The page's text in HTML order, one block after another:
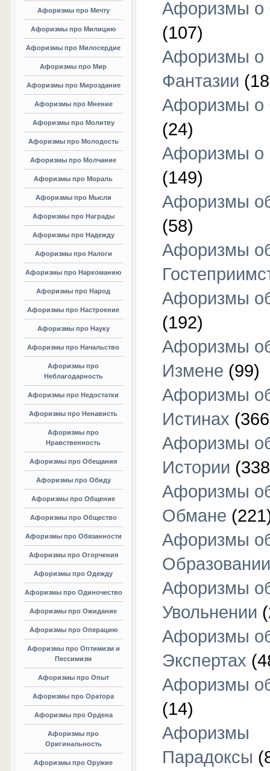
Афоризмы про Мечту
Афоризмы про Милицию
Афоризмы про Милосердие
Афоризмы про Мир
Афоризмы про Мироздание
Афоризмы про Мнение
Афоризмы про Молитву
Афоризмы про Молодость
Афоризмы про Молчание
Афоризмы про Мораль
Афоризмы про Мысли
Афоризмы про Награды
Афоризмы про Надежду
Афоризмы про Налоги
Афоризмы про Наркоманию
Афоризмы про Народ
Афоризмы про Настроение
Афоризмы про Науку
Афоризмы про Начальство
Афоризмы про
Неблагодарность
Афоризмы про Недостатки
Афоризмы про Ненависть
Афоризмы про
Нравственность
Афоризмы про Обещания
Афоризмы про Обиду
Афоризмы про Общение
Афоризмы про Общество
Афоризмы про Обязанности
Афоризмы про Огорчения
Афоризмы про Одежду
Афоризмы про Одиночество
Афоризмы про Ожидание
Афоризмы про Операцию
Афоризмы про Оптимизм и
Пессимизм
Афоризмы про Опыт
Афоризмы про Оратора
Афоризмы про Ордена
Афоризмы про
Оригинальность
Афоризмы про Оружие
Афоризмы о
(107)
Афоризмы о
Фантазии
Афоризмы о
(24)
Афоризмы о
(149)
Афоризмы
(58)
Афоризмы
Афоризмы
(192)
Афоризмы
Измене (99)
Афоризмы
Истинах
Афоризмы
Истории
Афоризмы
Обмане
Афоризмы
Образовании
Афоризмы
Увольнении
Афоризмы
Экспертах
Афоризмы
(14)
Афоризмы
Парадоксы